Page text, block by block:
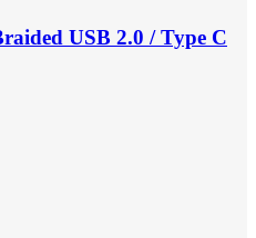
USB 2.0 / Type C